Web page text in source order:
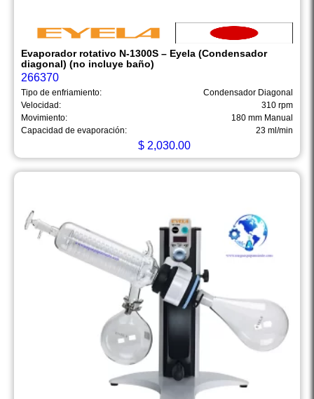
Evaporador rotativo N-1300S – Eyela (Condensador
diagonal) (no incluye baño)
266370
Tipo de enfriamiento:
Condensador Diagonal
Velocidad:
310 rpm
Movimiento:
180 mm Manual
Capacidad de evaporación:
23 ml/min
$2,030.00